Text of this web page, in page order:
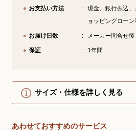
お支払い方法
現金、銀行振込
ョッピングローン
お届け日数 メーカー問合せ後
保証 1年間
サイズ・仕様を詳しく見る
あわせておすすめのサービス